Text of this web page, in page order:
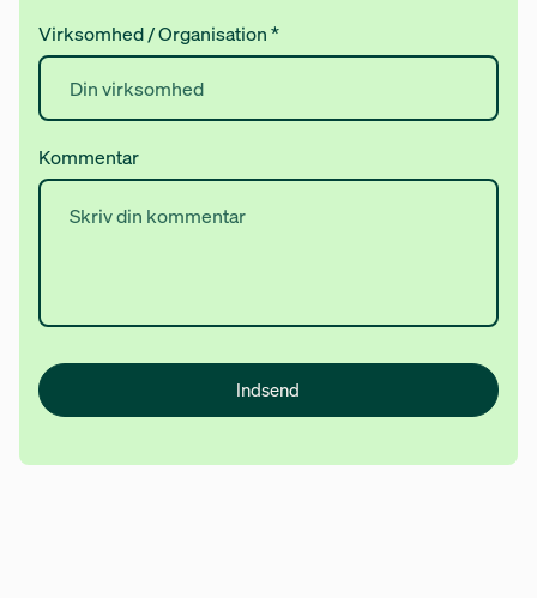
Virksomhed / Organisation*
Kommentar
Indsend